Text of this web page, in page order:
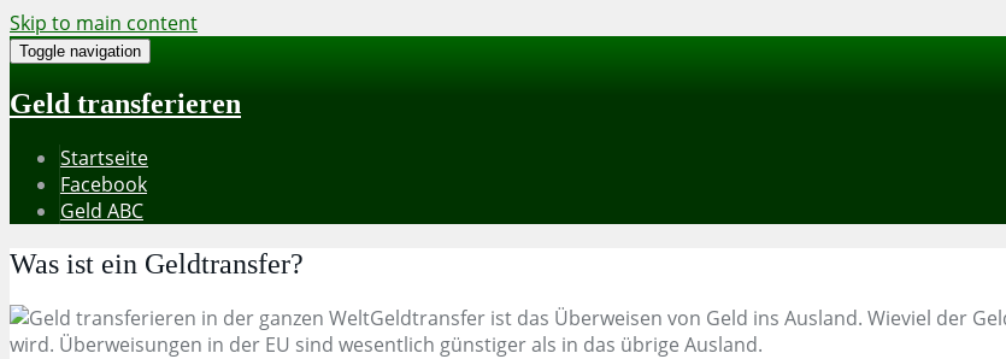
Skip to main content
Toggle navigation
Geld transferieren
Startseite
Facebook
Geld ABC
Was ist ein Geldtransfer?
Geldtransfer ist das Überweisen von Geld ins Ausland. Wieviel der
wird. Überweisungen in der EU sind wesentlich günstiger als in das übrige Ausland.